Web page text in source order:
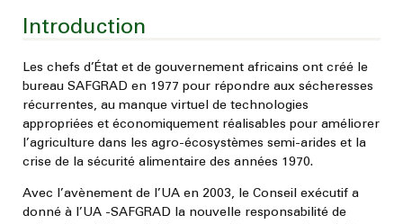
Introduction
Les chefs d’État et de gouvernement africains ont créé le
bureau SAFGRAD en 1977 pour répondre aux sécheresses
récurrentes, au manque virtuel de technologies
appropriées et économiquement réalisables pour améliorer
l’agriculture dans les agro-écosystèmes semi-arides et la
crise de la sécurité alimentaire des années 1970.
Avec l’avènement de l’UA en 2003, le Conseil exécutif a
donné à l’UA -SAFGRAD la nouvelle responsabilité de